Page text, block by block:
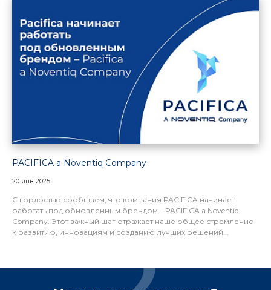
PACIFICA a Noventiq Company
20 янв 2025
С гордостью сообщаем, что компания PACIFICA начинает
работать под обновленным брендом – PACIFICA a Noventiq
Company. Этот важный шаг отражает наше общее стремление
к развитию, инновациям и созданию лучших решений...